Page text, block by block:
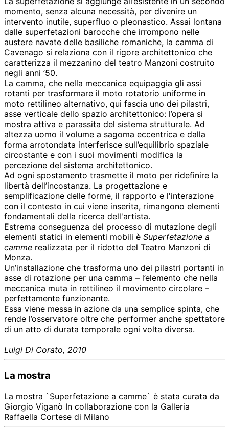
momento, senza alcuna necessità, per divenire un
intervento inutile, superfluo o pleonastico. Assai lontana
dalle superfetazioni barocche che irrompono nelle
austere navate delle basiliche romaniche, la camma di
Cavenago si relaziona con il rigore architettonico che
caratterizza il mezzanino del teatro Manzoni costruito
negli anni ’50.
La camma, che nella meccanica equipaggia gli assi
rotanti per trasformare il moto rotatorio uniforme in
moto rettilineo alternativo, qui fascia uno dei pilastri,
asse verticale dello spazio architettonico: l’opera si
mostra attiva e parassita del sistema strutturale. Ad
altezza uomo il volume a sagoma eccentrica e dalla
forma arrotondata interferisce sull’equilibrio spaziale
circostante e con i suoi movimenti modifica la
percezione del sistema architettonico.
Ad ogni spostamento trasmette il moto per ridefinire la
libertà dell’incostanza. La progettazione e
semplificazione delle forme, il rapporto e l'interazione
con il contesto in cui viene inserita, rimangono elementi
fondamentali della ricerca dell'artista.
Estrema conseguenza del processo di mutazione degli
elementi statici in elementi mobili è Superfetazione a
camme realizzata per il ridotto del Teatro Manzoni di
Monza.
Un’installazione che trasforma uno dei pilastri portanti in
asse di rotazione per una camma – l’elemento che nella
meccanica muta in rettilineo il movimento circolare –
perfettamente funzionante.
Essa viene messa in azione da una semplice spinta, che
rende l’osservatore oltre che performer anche spettatore
di un atto di durata temporale ogni volta diversa.
Luigi Di Corato, 2010
La mostra
La mostra `Superfetazione a camme` è stata curata da
Giorgio Viganò In collaborazione con la Galleria
Raffaella Cortese di Milano